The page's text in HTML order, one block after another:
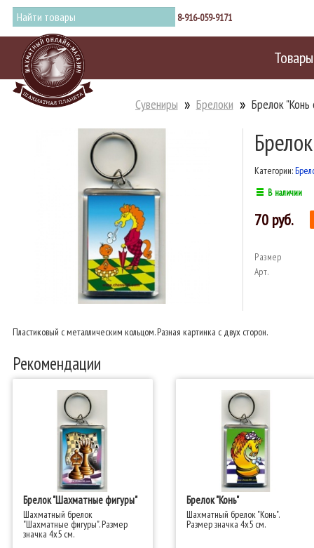
8-916-059-9171
Товары
Сувениры Брелоки Брелок
Категории:
В наличии
70
Размер
Арт.
Пластиковый с металлическим кольцом. Разная картинка с двух сторон.
Рекомендации
Брелок "Шахматные фигуры"
Шахматный брелок
"Шахматные фигуры". Размер
значка 4x5 см.​
Брелок "Конь"
Шахматный брелок "Конь".
Размер значка 4x5 см.​